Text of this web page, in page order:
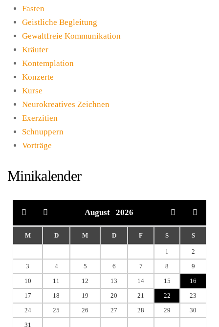
Fasten
Geistliche Begleitung
Gewaltfreie Kommunikation
Kräuter
Kontemplation
Konzerte
Kurse
Neurokreatives Zeichnen
Exerzitien
Schnuppern
Vorträge
Minikalender
August 2026
M D M D F S S
1
2
3
4 5 6 7 8
9
10
11 12 13 14 15
16
17
18 19 20 21 22
23
24
25 26 27 28 29
30
31